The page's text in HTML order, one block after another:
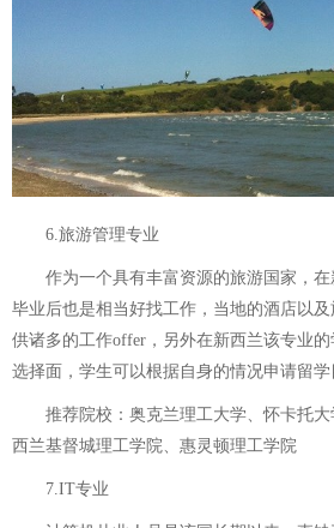
6.旅游管理专业
作为一个具有丰富资源的旅游国家，在
毕业后也是相当好找工作，当地的酒店以
供诸多的工作offer，另外在新西兰该专业
选择面，学生可以根据自身的情况申请留学
推荐院校：奥克兰理工大学、怀卡托大
西兰基督城理工学院、惠灵顿理工学院
7.IT专业